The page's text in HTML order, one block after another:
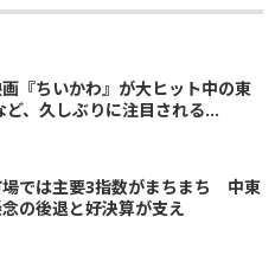
画『ちいかわ』が大ヒット中の東
ど、久しぶりに注目される...
場では主要3指数がまちまち 中東
の後退と好決算が支え